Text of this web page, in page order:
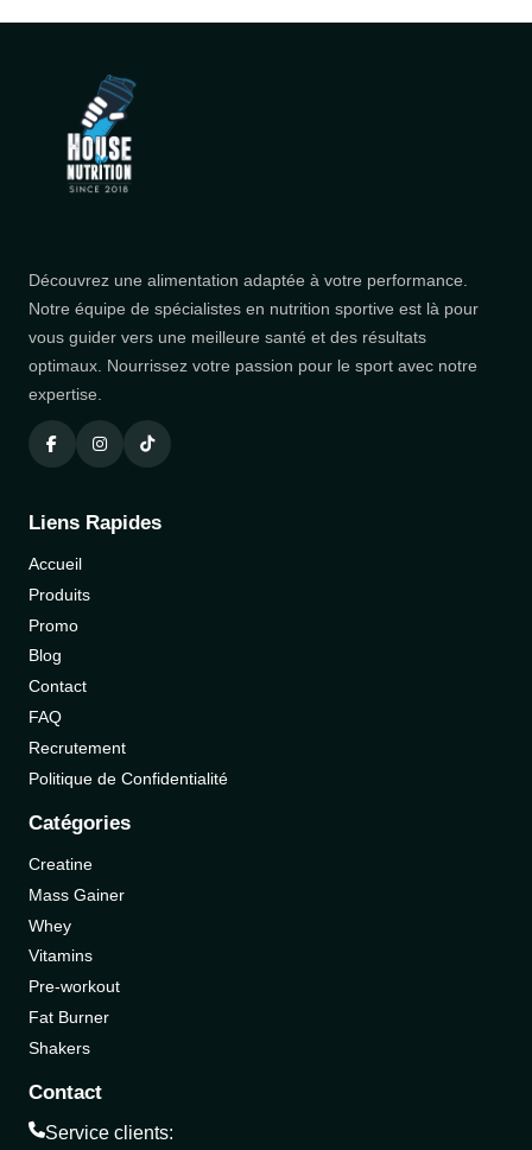
Découvrez une alimentation adaptée à votre performance.
Notre équipe de spécialistes en nutrition sportive est là pour
vous guider vers une meilleure santé et des résultats
optimaux. Nourrissez votre passion pour le sport avec notre
expertise.
Liens Rapides
Accueil
Produits
Promo
Blog
Contact
FAQ
Recrutement
Politique de Confidentialité
Catégories
Creatine
Mass Gainer
Whey
Vitamins
Pre-workout
Fat Burner
Shakers
Contact
Service clients: